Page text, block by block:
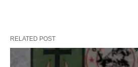
RELATED POST